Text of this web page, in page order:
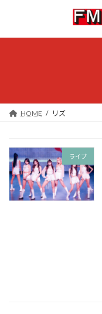
ン
ー
HOME リズ
ライブ